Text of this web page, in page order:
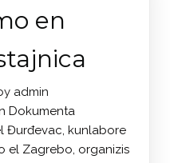
en
admin
Dokumenta
Đurđevac, kunlabore
el Zagrebo, organizis